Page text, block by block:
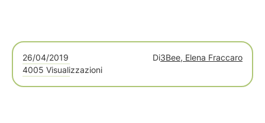
26/04/2019 Di3Bee, Elena Fraccaro
4005 Visualizzazioni